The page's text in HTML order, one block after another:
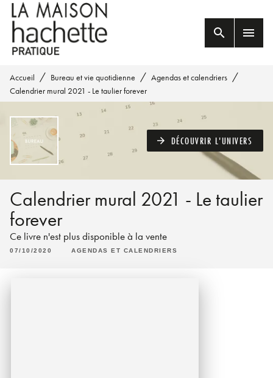
MENU RECHERCHE
PIED DE PAGE
search menu
Accueil / Bureau et vie quotidienne / Agendas et calendriers /
Calendrier mural 2021 - Le taulier forever
arrow_forward DÉCOUVRIR L'UNIVERS
Calendrier mural 2021 - Le taulier
forever
Ce livre n'est plus disponible à la vente
07/10/2020 AGENDAS ET CALENDRIERS